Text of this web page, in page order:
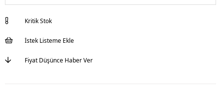
Kritik Stok
İstek Listeme Ekle
Fiyat Düşünce Haber Ver